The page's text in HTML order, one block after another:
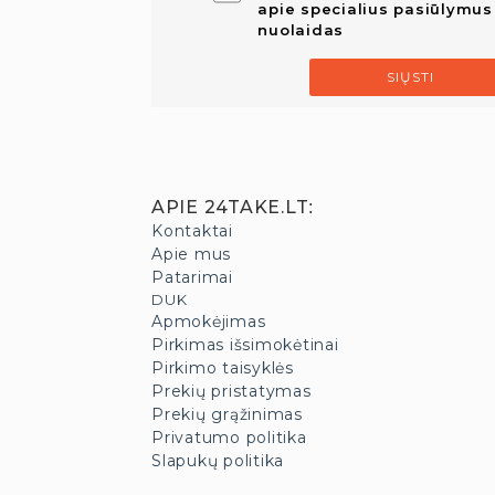
apie specialius
nuolaidas
SIŲSTI
APIE 24TAKE.LT:
Kontaktai
Apie mus
Patarimai
DUK
Apmokėjimas
Pirkimas išsimokėtinai
Pirkimo taisyklės
Prekių pristatymas
Prekių grąžinimas
Privatumo politika
Slapukų politika